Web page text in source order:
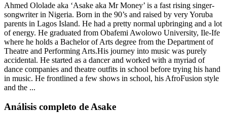
Ahmed Ololade aka ‘Asake aka Mr Money’ is a fast rising singer-
songwriter in Nigeria. Born in the 90’s and raised by very Yoruba
parents in Lagos Island. He had a pretty normal upbringing and a lot
of energy. He graduated from Obafemi Awolowo University, Ile-Ife
where he holds a Bachelor of Arts degree from the Department of
Theatre and Performing Arts.His journey into music was purely
accidental. He started as a dancer and worked with a myriad of
dance companies and theatre outfits in school before trying his hand
in music. He frontlined a few shows in school, his AfroFusion style
and the ...
Análisis completo de Asake